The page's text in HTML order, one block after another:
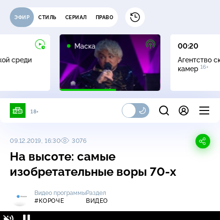
ЭФИР СТИЛЬ СЕРИАЛ ПРАВО
среди
Маска
12+
00:20
Агентство
камер 16+
18+
09.12.2019, 16:30 3076
На высоте: самые
изобретательные воры 70-х
Видео программы
#КОРОЧЕ
Раздел
ВИДЕО